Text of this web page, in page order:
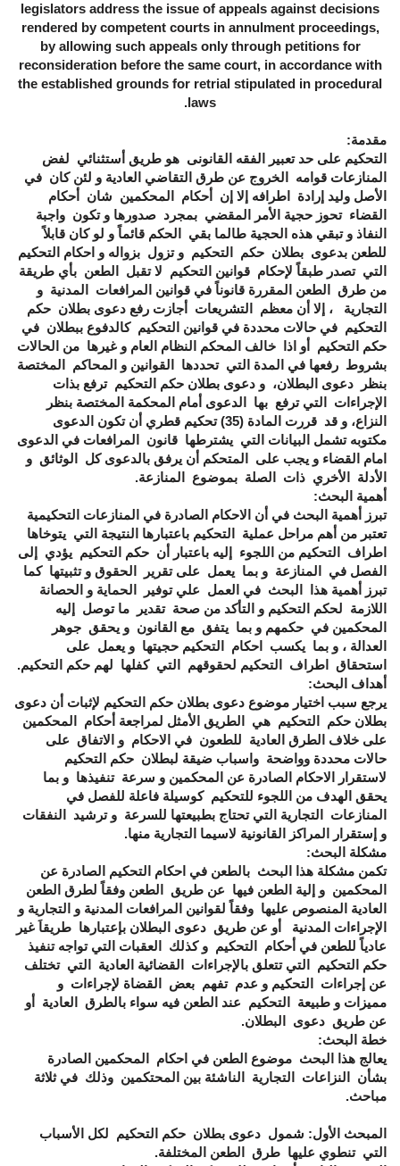
legislators address the issue of appeals against decisions
rendered by competent courts in annulment proceedings,
by allowing such appeals only through petitions for
reconsideration before the same court, in accordance with
the established grounds for retrial stipulated in procedural
laws.
مقدمة:
التحكيم على حد تعبير الفقه القانونى هو طريق أستثنائي لفض
المنازعات قوامه الخروج عن طرق التقاضي العادية و لئن كان في
الأصل وليد إرادة اطرافه إلا إن أحكام المحكمين شان أحكام
القضاء تحوز حجية الأمر المقضي بمجرد صدورها و تكون واجبة
النفاذ و تبقي هذه الحجية طالما بقي الحكم قائماً و لو كان قابلاً
للطعن بدعوى بطلان حكم التحكيم و تزول بزواله و احكام التحكيم
التي تصدر طبقاً لإحكام قوانين التحكيم لا تقبل الطعن بأي طريقة
من طرق الطعن المقررة قانوناً في قوانين المرافعات المدنية و
التجارية ، إلا أن معظم التشريعات أجازت رفع دعوى بطلان حكم
التحكيم في حالات محددة في قوانين التحكيم كالدفوع ببطلان في
حكم التحكيم أو اذا خالف المحكم النظام العام و غيرها من الحالات
بشروط رفعها في المدة التي تحددها القوانين و المحاكم المختصة
بنظر دعوى البطلان، و دعوى بطلان حكم التحكيم ترفع بذات
الإجراءات التي ترفع بها الدعوى أمام المحكمة المختصة بنظر
النزاع، و قد قررت المادة (35) تحكيم قطري أن تكون الدعوى
مكتوبه تشمل البيانات التي يشترطها قانون المرافعات في الدعوى
امام القضاء و يجب على المتحكم أن يرفق بالدعوى كل الوثائق و
الأدلة الأخري ذات الصلة بموضوع المنازعة.
أهمية البحث:
تبرز أهمية البحث في أن الاحكام الصادرة في المنازعات التحكيمية
تعتبر من أهم مراحل عملية التحكيم باعتبارها النتيجة التي يتوخاها
اطراف التحكيم من اللجوء إليه باعتبار أن حكم التحكيم يؤدي إلى
الفصل في المنازعة و بما يعمل على تقرير الحقوق و تثبيتها كما
تبرز أهمية هذا البحث في العمل علي توفير الحماية و الحصانة
اللازمة لحكم التحكيم و التأكد من صحة تقدير ما توصل إليه
المحكمين في حكمهم و بما يتفق مع القانون و يحقق جوهر
العدالة ، و بما يكسب احكام التحكيم حجيتها و يعمل على
استحقاق اطراف التحكيم لحقوقهم التي كفلها لهم حكم التحكيم.
أهداف البحث:
يرجع سبب اختيار موضوع دعوى بطلان حكم التحكيم لإثبات أن دعوى
بطلان حكم التحكيم هي الطريق الأمثل لمراجعة أحكام المحكمين
على خلاف الطرق العادية للطعون في الاحكام و الاتفاق على
حالات محددة وواضحة واسباب ضيقة لبطلان حكم التحكيم
لاستقرار الاحكام الصادرة عن المحكمين و سرعة تنفيذها و بما
يحقق الهدف من اللجوء للتحكيم كوسيلة فاعلة للفصل في
المنازعات التجارية التي تحتاج بطبيعتها للسرعة و ترشيد النفقات
و إستقرار المراكز القانونية لاسيما التجارية منها.
مشكلة البحث:
تكمن مشكلة هذا البحث بالطعن في احكام التحكيم الصادرة عن
المحكمين و إلية الطعن فيها عن طريق الطعن وفقاً لطرق الطعن
العادية المنصوص عليها وفقاً لقوانين المرافعات المدنية و التجارية و
الإجراءات المدنية أو عن طريق دعوى البطلان بإعتبارها طريقاَ غير
عادياً للطعن في أحكام التحكيم و كذلك العقبات التي تواجه تنفيذ
حكم التحكيم التي تتعلق بالإجراءات القضائية العادية التي تختلف
عن إجراءات التحكيم و عدم تفهم بعض القضاة لإجراءات و
مميزات و طبيعة التحكيم عند الطعن فيه سواء بالطرق العادية أو
عن طريق دعوى البطلان.
خطة البحث:
يعالج هذا البحث موضوع الطعن في احكام المحكمين الصادرة
بشأن النزاعات التجارية الناشئة بين المحتكمين وذلك في ثلاثة
مباحث.
المبحث الأول: شمول دعوى بطلان حكم التحكيم لكل الأسباب
التي تنطوي عليها طرق الطعن المختلفة.